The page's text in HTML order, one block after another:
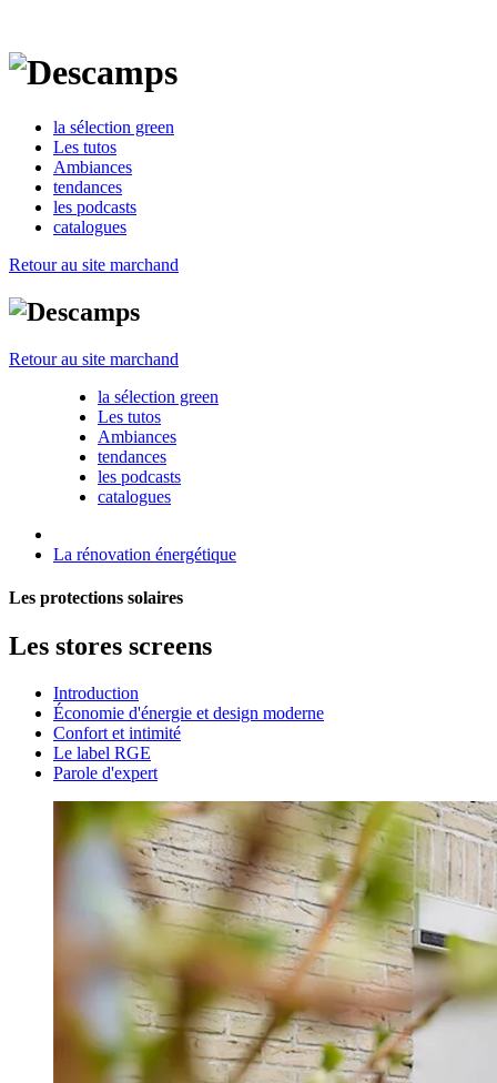
la sélection green
Les tutos
Ambiances
tendances
les podcasts
catalogues
Retour au site marchand
Retour au site marchand
la sélection green
Les tutos
Ambiances
tendances
les podcasts
catalogues
La rénovation énergétique
Les protections solaires
Les stores screens
Introduction
Économie d'énergie et design moderne
Confort et intimité
Le label RGE
Parole d'expert